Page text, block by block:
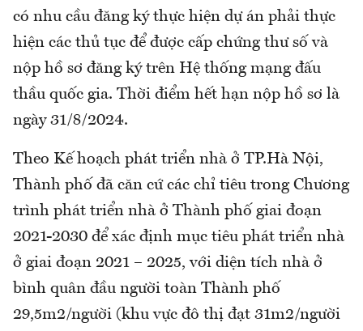
có nhu cầu đăng ký thực hiện dự án phải thực
hiện các thủ tục để được cấp chứng thư số và
nộp hồ sơ đăng ký trên Hệ thống mạng đấu
thầu quốc gia. Thời điểm hết hạn nộp hồ sơ là
ngày 31/8/2024.
Theo Kế hoạch phát triển nhà ở TP.Hà Nội,
Thành phố đã căn cứ các chỉ tiêu trong Chương
trình phát triển nhà ở Thành phố giai đoạn
2021-2030 để xác định mục tiêu phát triển nhà
ở giai đoạn 2021 – 2025, với diện tích nhà ở
bình quân đầu người toàn Thành phố
29,5m2/người (khu vực đô thị đạt 31m2/người